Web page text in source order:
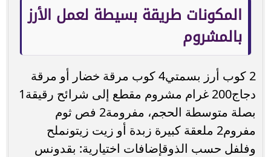
المكونات طريقة بسيطة لعمل الأرز
بالمشروم
2 كوب أرز بسمتي4 كوب مرقة خضار أو مرقة
دجاج200 غرام مشروم مقطع إلى شرائح رقيقة1
بصلة متوسطة الحجم، مفرومة2 فص ثوم
مفروم2 ملعقة كبيرة زبدة أو زيت زيتونملح
وفلفل حسب الذوقإضافات اختيارية: بقدونس